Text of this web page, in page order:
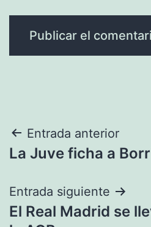
Navegación
de
entradas
Entrada anterior
La Juve ficha a
Entrada siguiente
El Real Madrid se